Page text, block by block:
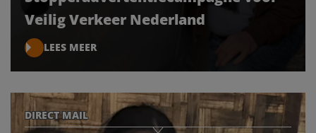
Veilig Verkeer Nederland
LEES MEER
DIRECT MAIL